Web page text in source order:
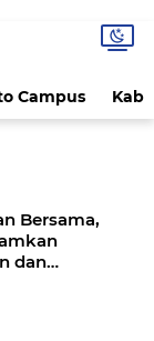
Campus Kab
Bersama,
dan